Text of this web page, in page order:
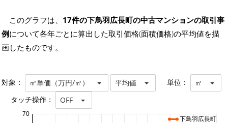
このグラフは、 17件の下鳥羽広長町の中古マンションの取引事
例について各年ごとに算出した取引価格(面積価格)の平均値を描
画したものです。
対象： ㎡単価（万円/㎡） 平均値 単位： ㎡
タッチ操作： OFF
70
下鳥羽広長町